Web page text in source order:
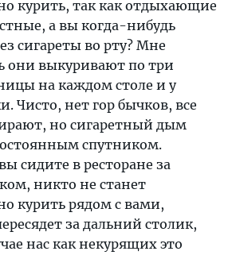
курить, так как отдыхающие
а вы когда-нибудь
сигареты во рту? Мне
они выкуривают по три
на каждом столе и у
Чисто, нет гор бычков, все
но сигаретный дым
спутником.
сидите в ресторане за
никто не станет
курить рядом с вами,
за дальний столик,
нас как некурящих это